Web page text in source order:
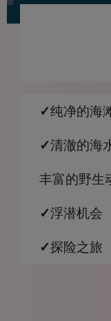
✓纯净的海
✓清澈的海
丰富的野生
✓浮潜机会
✓探险之旅